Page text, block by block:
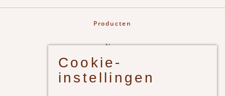
Producten
New
Jongens
Meisjes
Cookie-
instellingen